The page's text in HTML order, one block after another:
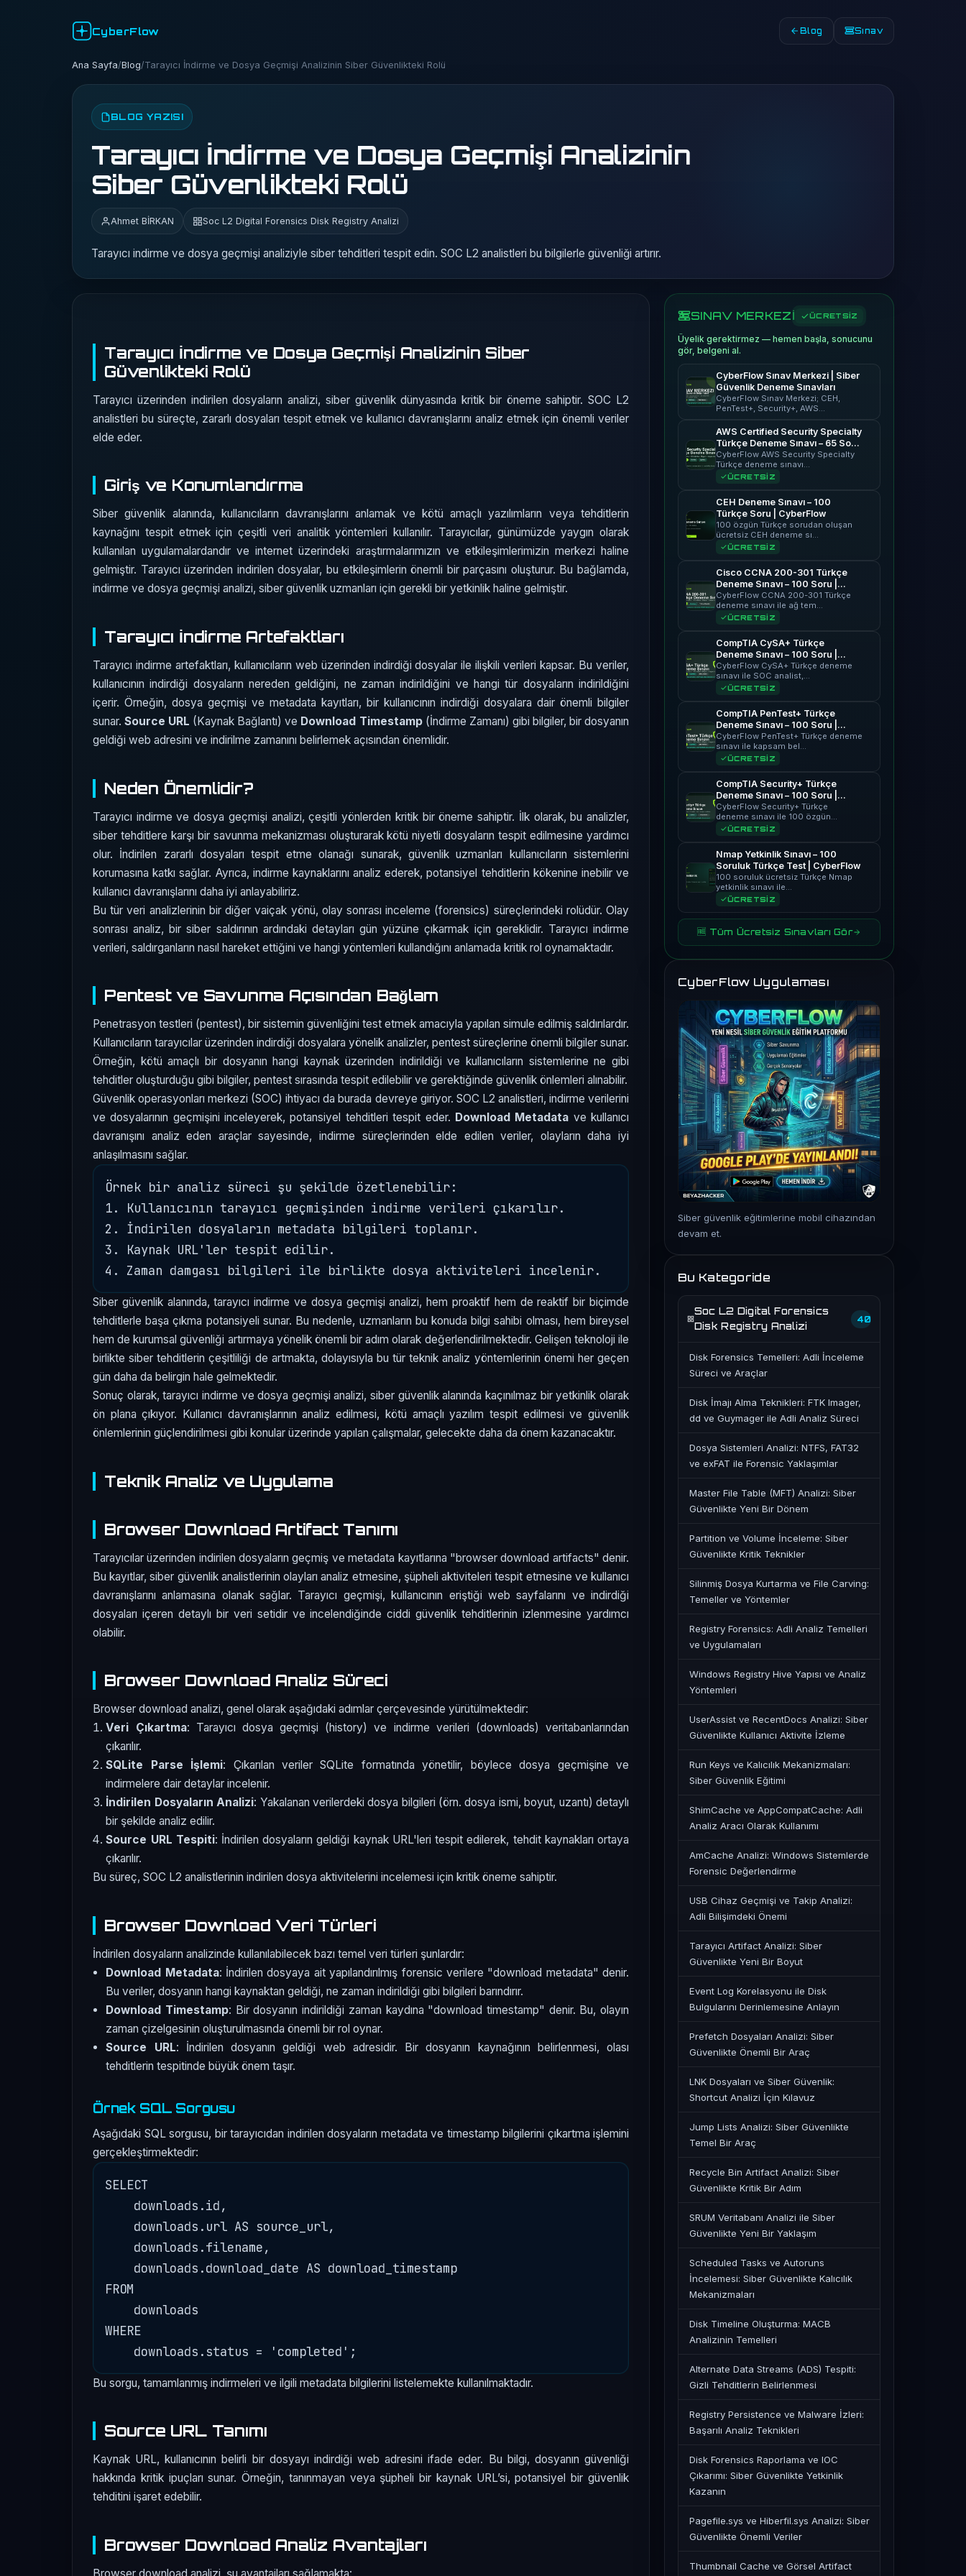
CyberFlow Blog Sınav
Ana Sayfa/Blog/Tarayıcı İndirme ve Dosya Geçmişi Analizinin Siber Güvenlikteki Rolü
BLOG YAZISI
Tarayıcı İndirme ve Dosya Geçmişi Analizinin
Siber Güvenlikteki Rolü
Ahmet BİRKAN Soc L2 Digital Forensics Disk Registry Analizi
Tarayıcı indirme ve dosya geçmişi analiziyle siber tehditleri tespit edin. SOC L2 analistleri bu bilgilerle güvenliği artırır.
Tarayıcı İndirme ve Dosya Geçmişi Analizinin Siber
Güvenlikteki Rolü
Tarayıcı üzerinden indirilen dosyaların analizi, siber güvenlik dünyasında kritik bir öneme sahiptir. SOC L2
analistleri bu süreçte, zararlı dosyaları tespit etmek ve kullanıcı davranışlarını analiz etmek için önemli veriler
elde eder.
Giriş ve Konumlandırma
Siber güvenlik alanında, kullanıcıların davranışlarını anlamak ve kötü amaçlı yazılımların veya tehditlerin
kaynağını tespit etmek için çeşitli veri analitik yöntemleri kullanılır. Tarayıcılar, günümüzde yaygın olarak
kullanılan uygulamalardandır ve internet üzerindeki araştırmalarımızın ve etkileşimlerimizin merkezi haline
gelmiştir. Tarayıcı üzerinden indirilen dosyalar, bu etkileşimlerin önemli bir parçasını oluşturur. Bu bağlamda,
indirme ve dosya geçmişi analizi, siber güvenlik uzmanları için gerekli bir yetkinlik haline gelmiştir.
Tarayıcı İndirme Artefaktları
Tarayıcı indirme artefaktları, kullanıcıların web üzerinden indirdiği dosyalar ile ilişkili verileri kapsar. Bu veriler,
kullanıcının indirdiği dosyaların nereden geldiğini, ne zaman indirildiğini ve hangi tür dosyaların indirildiğini
içerir. Örneğin, dosya geçmişi ve metadata kayıtları, bir kullanıcının indirdiği dosyalara dair önemli bilgiler
sunar.Source URL (Kaynak Bağlantı) ve Download Timestamp(İndirme Zamanı) gibi bilgiler, bir dosyanın
geldiği web adresini ve indirilme zamanını belirlemek açısından önemlidir.
Neden Önemlidir?
Tarayıcı indirme ve dosya geçmişi analizi, çeşitli yönlerden kritik bir öneme sahiptir. İlk olarak, bu analizler,
siber tehditlere karşı bir savunma mekanizması oluşturarak kötü niyetli dosyaların tespit edilmesine yardımcı
olur. İndirilen zararlı dosyaları tespit etme olanağı sunarak, güvenlik uzmanları kullanıcıların sistemlerini
korumasına katkı sağlar. Ayrıca, indirme kaynaklarını analiz ederek, potansiyel tehditlerin kökenine inebilir ve
kullanıcı davranışlarını daha iyi anlayabiliriz.
Bu tür veri analizlerinin bir diğer vaiçak yönü, olay sonrası inceleme (forensics) süreçlerindeki rolüdür. Olay
sonrası analiz, bir siber saldırının ardındaki detayları gün yüzüne çıkarmak için gereklidir. Tarayıcı indirme
verileri, saldırganların nasıl hareket ettiğini ve hangi yöntemleri kullandığını anlamada kritik rol oynamaktadır.
Pentest ve Savunma Açısından Bağlam
Penetrasyon testleri (pentest), bir sistemin güvenliğini test etmek amacıyla yapılan simule edilmiş saldırılardır.
Kullanıcıların tarayıcılar üzerinden indirdiği dosyalara yönelik analizler, pentest süreçlerine önemli bilgiler sunar.
Örneğin, kötü amaçlı bir dosyanın hangi kaynak üzerinden indirildiği ve kullanıcıların sistemlerine ne gibi
tehditler oluşturduğu gibi bilgiler, pentest sırasında tespit edilebilir ve gerektiğinde güvenlik önlemleri alınabilir.
Güvenlik operasyonları merkezi (SOC) ihtiyacı da burada devreye giriyor. SOC L2 analistleri, indirme verilerini
ve dosyalarının geçmişini inceleyerek, potansiyel tehditleri tespit eder. Download Metadata ve kullanıcı
davranışını analiz eden araçlar sayesinde, indirme süreçlerinden elde edilen veriler, olayların daha iyi
anlaşılmasını sağlar.
Örnek bir analiz süreci şu şekilde özetlenebilir:
1. Kullanıcının tarayıcı geçmişinden indirme verileri çıkarılır.
2. İndirilen dosyaların metadata bilgileri toplanır.
3. Kaynak URL'ler tespit edilir.
Siber güvenlik alanında, tarayıcı indirme ve dosya geçmişi analizi, hem proaktif hem de reaktif bir biçimde
tehditlerle başa çıkma potansiyeli sunar. Bu nedenle, uzmanların bu konuda bilgi sahibi olması, hem bireysel
hem de kurumsal güvenliği artırmaya yönelik önemli bir adım olarak değerlendirilmektedir. Gelişen teknoloji ile
birlikte siber tehditlerin çeşitliliği de artmakta, dolayısıyla bu tür teknik analiz yöntemlerinin önemi her geçen
gün daha da belirgin hale gelmektedir.
Sonuç olarak, tarayıcı indirme ve dosya geçmişi analizi, siber güvenlik alanında kaçınılmaz bir yetkinlik olarak
ön plana çıkıyor. Kullanıcı davranışlarının analiz edilmesi, kötü amaçlı yazılım tespit edilmesi ve güvenlik
önlemlerinin güçlendirilmesi gibi konular üzerinde yapılan çalışmalar, gelecekte daha da önem kazanacaktır.
Teknik Analiz ve Uygulama
Browser Download Artifact Tanımı
Tarayıcılar üzerinden indirilen dosyaların geçmiş ve metadata kayıtlarına "browser download artifacts" denir.
Bu kayıtlar, siber güvenlik analistlerinin olayları analiz etmesine, şüpheli aktiviteleri tespit etmesine ve kullanıcı
davranışlarını anlamasına olanak sağlar. Tarayıcı geçmişi, kullanıcının eriştiği web sayfalarını ve indirdiği
dosyaları içeren detaylı bir veri setidir ve incelendiğinde ciddi güvenlik tehditlerinin izlenmesine yardımcı
olabilir.
Browser Download Analiz Süreci
Browser download analizi, genel olarak aşağıdaki adımlar çerçevesinde yürütülmektedir:
Veri Çıkartma: Tarayıcı dosya geçmişi (history) ve indirme verileri (downloads) veritabanlarından
çıkarılır.
SQLite Parse İşlemi: Çıkarılan veriler SQLite formatında yönetilir, böylece dosya geçmişine ve
indirmelere dair detaylar incelenir.
İndirilen Dosyaların Analizi: Yakalanan verilerdeki dosya bilgileri (örn. dosya ismi, boyut, uzantı) detaylı
bir şekilde analiz edilir.
Source URL Tespiti: İndirilen dosyaların geldiği kaynak URL'leri tespit edilerek, tehdit kaynakları ortaya
çıkarılır.
Bu süreç, SOC L2 analistlerinin indirilen dosya aktivitelerini incelemesi için kritik öneme sahiptir.
Browser Download Veri Türleri
İndirilen dosyaların analizinde kullanılabilecek bazı temel veri türleri şunlardır:
Download Metadata: İndirilen dosyaya ait yapılandırılmış forensic verilere "download metadata" denir.
Bu veriler, dosyanın hangi kaynaktan geldiği, ne zaman indirildiği gibi bilgileri barındırır.
Download Timestamp: Bir dosyanın indirildiği zaman kaydına "download timestamp" denir. Bu, olayın
zaman çizelgesinin oluşturulmasında önemli bir rol oynar.
Source URL: İndirilen dosyanın geldiği web adresidir. Bir dosyanın kaynağının belirlenmesi, olası
tehditlerin tespitinde büyük önem taşır.
Örnek SQL Sorgusu
Aşağıdaki SQL sorgusu, bir tarayıcıdan indirilen dosyaların metadata ve timestamp bilgilerini çıkartma işlemini
gerçekleştirmektedir:
SELECT
    downloads.id,
    downloads.url AS source_url,
    downloads.filename,
    downloads.download_date AS download_timestamp
FROM
    downloads
WHERE
Bu sorgu, tamamlanmış indirmeleri ve ilgili metadata bilgilerini listelemekte kullanılmaktadır.
Source URL Tanımı
Kaynak URL, kullanıcının belirli bir dosyayı indirdiği web adresini ifade eder. Bu bilgi, dosyanın güvenliği
hakkında kritik ipuçları sunar. Örneğin, tanınmayan veya şüpheli bir kaynak URL’si, potansiyel bir güvenlik
tehditini işaret edebilir.
Browser Download Analiz Avantajları
SINAV MERKEZİ ÜCRETSİZ
Üyelik gerektirmez — hemen başla, sonucunu
gör, belgeni al.
CyberFlow Sınav Merkezi | Siber
Güvenlik Deneme Sınavları
CyberFlow Sınav Merkezi; CEH,
PenTest+, Security+, AWS…
AWS Certified Security Specialty
Türkçe Deneme Sınavı – 65 Soru
| CyberFlow
CyberFlow AWS Security Specialty
Türkçe deneme sınavı…
ÜCRETSİZ
CEH Deneme Sınavı – 100
Türkçe Soru | CyberFlow
100 özgün Türkçe sorudan oluşan
ücretsiz CEH deneme sı…
ÜCRETSİZ
Cisco CCNA 200-301 Türkçe
Deneme Sınavı – 100 Soru |
CyberFlow
CyberFlow CCNA 200-301 Türkçe
deneme sınavı ile ağ tem…
ÜCRETSİZ
CompTIA CySA+ Türkçe
Deneme Sınavı – 100 Soru |
CyberFlow
CyberFlow CySA+ Türkçe deneme
sınavı ile SOC analist,…
ÜCRETSİZ
CompTIA PenTest+ Türkçe
Deneme Sınavı – 100 Soru |
CyberFlow
CyberFlow PenTest+ Türkçe deneme
sınavı ile kapsam bel…
ÜCRETSİZ
CompTIA Security+ Türkçe
Deneme Sınavı – 100 Soru |
CyberFlow
CyberFlow Security+ Türkçe
deneme sınavı ile 100 özgün…
ÜCRETSİZ
Nmap Yetkinlik Sınavı – 100
Soruluk Türkçe Test | CyberFlow
100 soruluk ücretsiz Türkçe Nmap
yetkinlik sınavı ile…
ÜCRETSİZ
🆓 Tüm Ücretsiz Sınavları Gör
CyberFlow Uygulaması
Siber güvenlik eğitimlerine mobil cihazından
devam et.
Bu Kategoride
Soc L2 Digital Forensics
Disk Registry Analizi
40
Disk Forensics Temelleri: Adli İnceleme
Süreci ve Araçlar
Disk İmajı Alma Teknikleri: FTK Imager,
dd ve Guymager ile Adli Analiz Süreci
Dosya Sistemleri Analizi: NTFS, FAT32
ve exFAT ile Forensic Yaklaşımlar
Master File Table (MFT) Analizi: Siber
Güvenlikte Yeni Bir Dönem
Partition ve Volume İnceleme: Siber
Güvenlikte Kritik Teknikler
Silinmiş Dosya Kurtarma ve File Carving:
Temeller ve Yöntemler
Registry Forensics: Adli Analiz Temelleri
ve Uygulamaları
Windows Registry Hive Yapısı ve Analiz
Yöntemleri
UserAssist ve RecentDocs Analizi: Siber
Güvenlikte Kullanıcı Aktivite İzleme
Run Keys ve Kalıcılık Mekanizmaları:
Siber Güvenlik Eğitimi
ShimCache ve AppCompatCache: Adli
Analiz Aracı Olarak Kullanımı
AmCache Analizi: Windows Sistemlerde
Forensic Değerlendirme
USB Cihaz Geçmişi ve Takip Analizi:
Adli Bilişimdeki Önemi
Tarayıcı Artifact Analizi: Siber
Güvenlikte Yeni Bir Boyut
Event Log Korelasyonu ile Disk
Bulgularını Derinlemesine Anlayın
Prefetch Dosyaları Analizi: Siber
Güvenlikte Önemli Bir Araç
LNK Dosyaları ve Siber Güvenlik:
Shortcut Analizi İçin Kılavuz
Jump Lists Analizi: Siber Güvenlikte
Temel Bir Araç
Recycle Bin Artifact Analizi: Siber
Güvenlikte Kritik Bir Adım
SRUM Veritabanı Analizi ile Siber
Güvenlikte Yeni Bir Yaklaşım
Scheduled Tasks ve Autoruns
İncelemesi: Siber Güvenlikte Kalıcılık
Mekanizmaları
Disk Timeline Oluşturma: MACB
Analizinin Temelleri
Alternate Data Streams (ADS) Tespiti:
Gizli Tehditlerin Belirlenmesi
Registry Persistence ve Malware İzleri:
Başarılı Analiz Teknikleri
Disk Forensics Raporlama ve IOC
Çıkarımı: Siber Güvenlikte Yetkinlik
Kazanın
Pagefile.sys ve Hiberfil.sys Analizi: Siber
Güvenlikte Önemli Veriler
Thumbnail Cache ve Görsel Artifact